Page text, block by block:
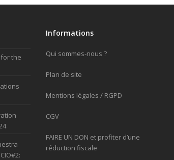
for the
Informations
Qui sommes-nous ?
Plan de site
Mentions légales / RGPD
CGV
FAIRE UN DON et profiter d’une
réduction fiscale